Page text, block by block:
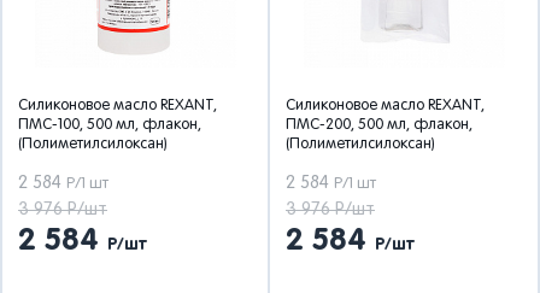
Силиконовое масло REXANT,
ПМС-100, 500 мл, флакон,
(Полиметилсилоксан)
2 584 Р/1 шт
3 976 Р/шт
2 584 Р/шт
Силиконовое масло REXANT,
ПМС-200, 500 мл, флакон,
(Полиметилсилоксан)
2 584 Р/1 шт
3 976 Р/шт
2 584 Р/шт